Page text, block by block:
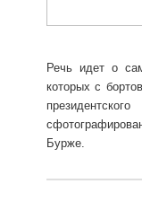
Речь идет о
которых с
Бурже.